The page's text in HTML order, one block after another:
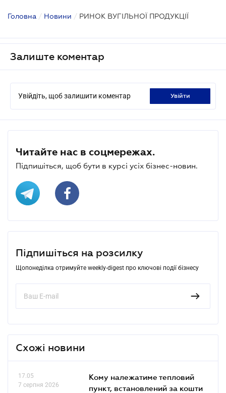
Головна / Новини / РИНОК ВУГІЛЬНОЇ ПРОДУКЦІЇ
Залиште коментар
Увійдіть, щоб залишити коментар увійти
Читайте нас в соцмережах.
Підпишіться, щоб бути в курсі усіх бізнес-новин.
Підпишіться на розсилку
Щопонеділка отримуйте weekly-digest про ключові події бізнесу
Схожі новини
17.05
7 серпня 2026
Кому належатиме тепловий
пункт, встановлений за кошти